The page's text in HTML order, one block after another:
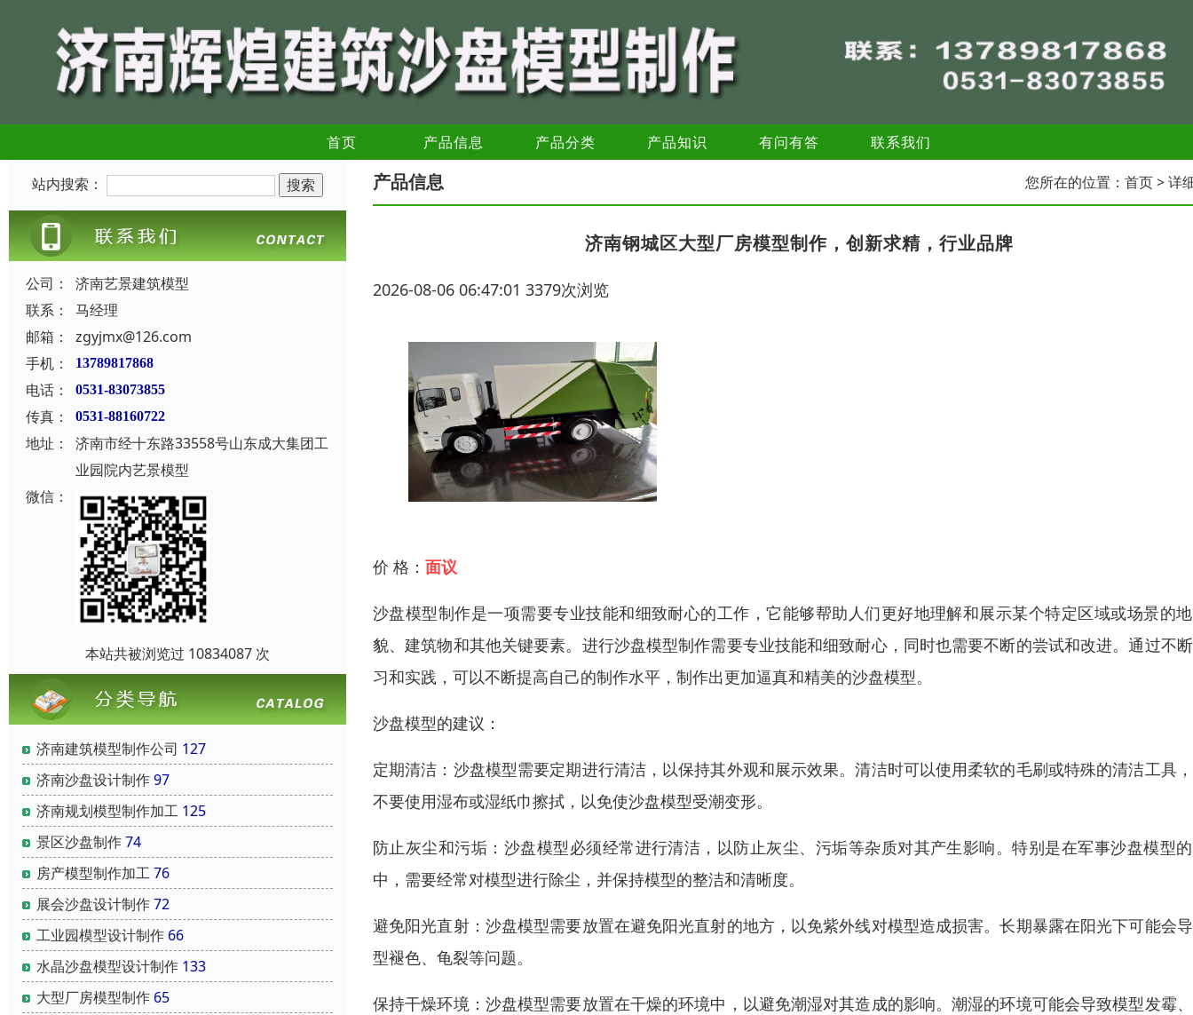
首页 产品信息 产品分类 产品知识 有问有答 联系我们
站内搜索：
公司：
济南艺景建筑模型
联系：
马经理
邮箱：
zgyjmx@126.com
手机：
13789817868
电话： 0531-83073855
传真： 0531-88160722
地址：
济南市经十东路33558号山东成大集团工
业园院内艺景模型
微信：
本站共被浏览过 10834087 次
济南建筑模型制作公司 127
济南沙盘设计制作97
济南规划模型制作加工 125
景区沙盘制作74
房产模型制作加工76
展会沙盘设计制作72
工业园模型设计制作 66
水晶沙盘模型设计制作 133
大型厂房模型制作 65
产品信息 您所在的位置： 首页> 详
济南钢城区大型厂房模型制作，创新求精，行业品牌
2026-08-06 06:47:01 3379次浏览
价 格： 面议
沙盘模型制作是一项需要专业技能和细致耐心的工作，它能够帮助人们更好地理解和展示某个特定区域或场景的
貌、建筑物和其他关键要素。进行沙盘模型制作需要专业技能和细致耐心，同时也需要不断的尝试和改进。通过不
习和实践，可以不断提高自己的制作水平，制作出更加逼真和精美的沙盘模型。
沙盘模型的建议：
定期清洁：沙盘模型需要定期进行清洁，以保持其外观和展示效果。清洁时可以使用柔软的毛刷或特殊的清洁工具
不要使用湿布或湿纸巾擦拭，以免使沙盘模型受潮变形。
防止灰尘和污垢：沙盘模型必须经常进行清洁，以防止灰尘、污垢等杂质对其产生影响。特别是在军事沙盘模型
中，需要经常对模型进行除尘，并保持模型的整洁和清晰度。
避免阳光直射：沙盘模型需要放置在避免阳光直射的地方，以免紫外线对模型造成损害。长期暴露在阳光下可能会
型褪色、龟裂等问题。
保持干燥环境：沙盘模型需要放置在干燥的环境中，以避免潮湿对其造成的影响。潮湿的环境可能会导致模型发霉